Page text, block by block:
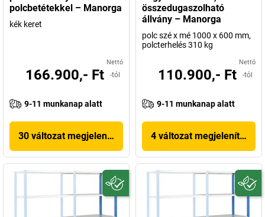
polcbetétekkel – Manorga
kék keret
Nettó
166.900,- Ft -tól
9-11 munkanap alatt
30 változat megjelenítése
összedugaszolható
állvány – Manorga
polc szé x mé 1000 x 600 mm,
polcterhelés 310 kg
Nettó
110.900,- Ft -tól
9-11 munkanap alatt
4 változat megjelenítése